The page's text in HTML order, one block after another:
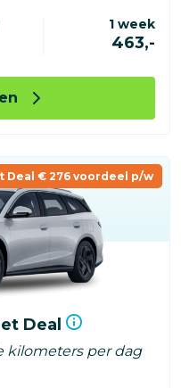
1 week
463,-
Deal € 276 voordeel p/w
Deal
kilometers per dag